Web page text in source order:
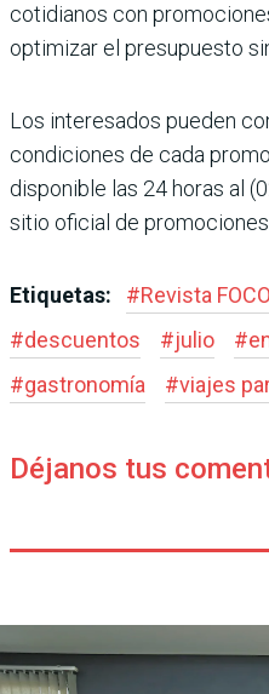
cotidianos con
optimizar el presupuesto
Los interesados pueden
condiciones de cada
disponible las 24 horas al
sitio oficial de promociones
Etiquetas: #Revista
#descuentos #julio #
#gastronomía #viajes
Déjanos tus